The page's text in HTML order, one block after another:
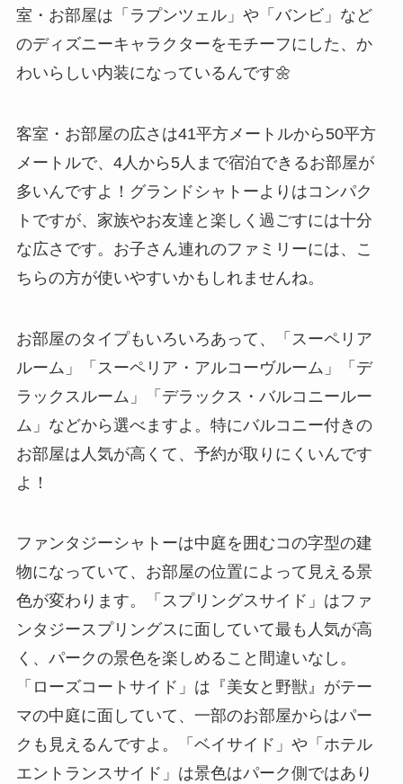
室・お部屋は「ラプンツェル」や「バンビ」など
のディズニーキャラクターをモチーフにした、か
わいらしい内装になっているんです🌼
客室・お部屋の広さは41平方メートルから50平方
メートルで、4人から5人まで宿泊できるお部屋が
多いんですよ！グランドシャトーよりはコンパク
トですが、家族やお友達と楽しく過ごすには十分
な広さです。お子さん連れのファミリーには、こ
ちらの方が使いやすいかもしれませんね。
お部屋のタイプもいろいろあって、「スーペリア
ルーム」「スーペリア・アルコーヴルーム」「デ
ラックスルーム」「デラックス・バルコニールー
ム」などから選べますよ。特にバルコニー付きの
お部屋は人気が高くて、予約が取りにくいんです
よ！
ファンタジーシャトーは中庭を囲むコの字型の建
物になっていて、お部屋の位置によって見える景
色が変わります。「スプリングスサイド」はファ
ンタジースプリングスに面していて最も人気が高
く、パークの景色を楽しめること間違いなし。
「ローズコートサイド」は『美女と野獣』がテー
マの中庭に面していて、一部のお部屋からはパー
クも見えるんですよ。「ベイサイド」や「ホテル
エントランスサイド」は景色はパーク側ではあり